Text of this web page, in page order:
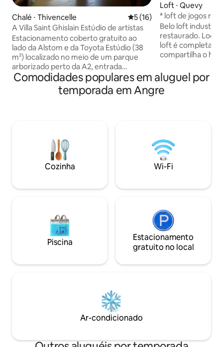
Chalé ⋅ Thivencelle 5 de uma avaliação média
5 (16)
A Villa Saint Ghislain Estúdio de artistas
Estacionamento coberto gratuito ao
lado da Alstom e da Toyota Estúdio (38
m²) localizado no meio de um parque
arborizado perto da A2, entrada
independente, a 5 km da Bélgica.
Cozinha equipada, fogão de indução,
forno, cafeteira Senseo, máquina de
€ 20 por pessoa. ou - Kefta de forno com
batatas fritas e salada por € 20 por
pessoa. Reserve no dia anterior ou, ao
fazer a reserva, envie uma mensagem.
Loft ⋅ Quevy
* loft de jogos
SPA OPCIONAL
Belo loft
restaurado.
loft é
compartilha o hall
enorme com
largura e um
sala de estar. Há
opcional por 20 €
incluídos.
Comodidades populares em aluguel por
temporada em Angre
Cozinha Wi-Fi
Piscina
Estacionamento
gratuito no local
Ar-condicionado